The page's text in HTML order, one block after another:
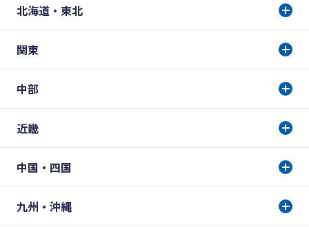
北海道・東北
関東
中部
近畿
中国・四国
九州・沖縄